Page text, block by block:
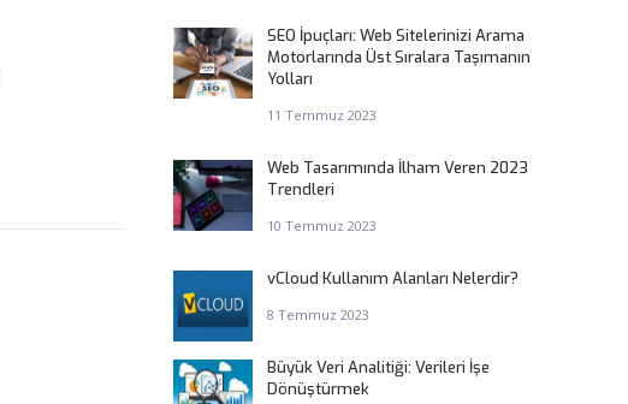
SEO İpuçları: Web Sitelerinizi Arama
Motorlarında Üst Sıralara Taşımanın
Yolları
11 Temmuz 2023
Web Tasarımında İlham Veren 2023
Trendleri
10 Temmuz 2023
vCloud Kullanım Alanları Nelerdir?
8 Temmuz 2023
Büyük Veri Analitiği: Verileri İşe
Dönüştürmek